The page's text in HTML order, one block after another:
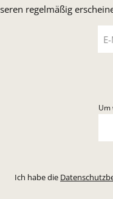
regelmäßig
Um
Ich habe die